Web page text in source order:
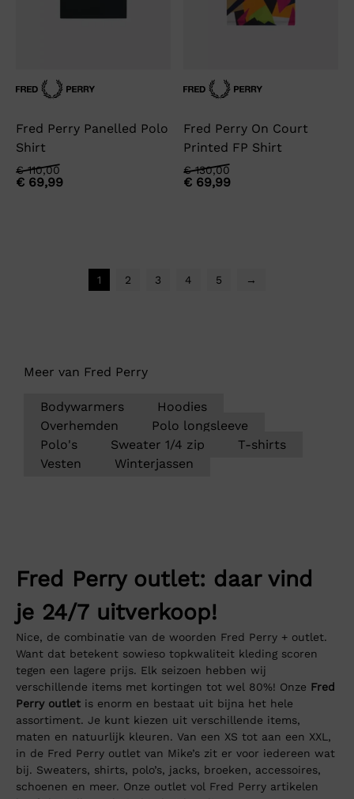
Fred Perry Panelled Polo
Shirt
€110,00
Oorspronkelijke
prijs
€ 69,99
Huidige
prijs
Fred Perry On Court
Printed FP Shirt
€130,00
Oorspronkelijke
prijs
€ 69,99
Huidige
prijs
1 2 3 4 5 →
Meer van Fred Perry
Bodywarmers
Hoodies
Overhemden
Polo longsleeve
Polo's
Sweater 1/4 zip
T-shirts
Vesten
Winterjassen
Fred Perry outlet: daar vind
je 24/7 uitverkoop!
Nice, de combinatie van de woorden Fred Perry + outlet.
Want dat betekent sowieso topkwaliteit kleding scoren
tegen een lagere prijs. Elk seizoen hebben wij
verschillende items met kortingen tot wel 80%! Onze Fred
Perry outlet is enorm en bestaat uit bijna het hele
assortiment. Je kunt kiezen uit verschillende items,
maten en natuurlijk kleuren. Van een XS tot aan een XXL,
in de Fred Perry outlet van Mike’s zit er voor iedereen wat
bij. Sweaters, shirts, polo’s, jacks, broeken, accessoires,
schoenen en meer. Onze outlet vol Fred Perry artikelen